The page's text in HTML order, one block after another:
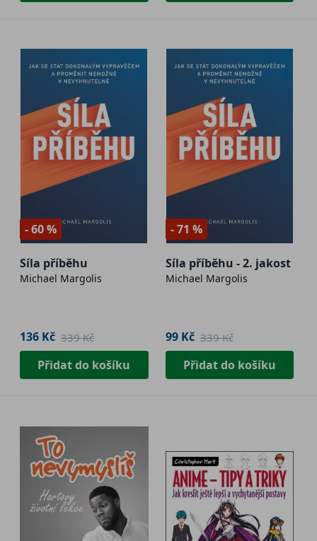
- 60 %
Síla příběhu
Michael Margolis
136 Kč 339 Kč
Přidat do košíku
- 71 %
Síla příběhu - 2. jakost
Michael Margolis
99 Kč 339 Kč
Přidat do košíku